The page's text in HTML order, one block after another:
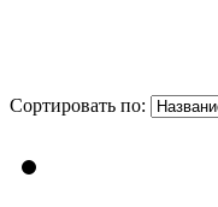
Сортировать по: